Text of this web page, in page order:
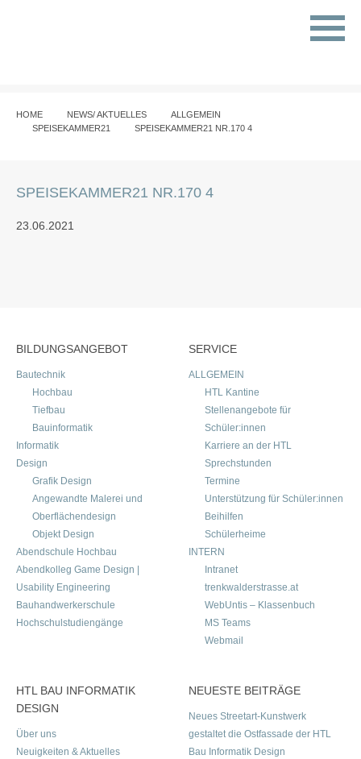
HOME NEWS/ AKTUELLES
ALLGEMEIN
SPEISEKAMMER21
SPEISEKAMMER21 NR.170 4
SPEISEKAMMER21 NR.170 4
23.06.2021
BILDUNGSANGEBOT
Bautechnik
Hochbau
Tiefbau
Bauinformatik
Informatik
Design
Grafik Design
Angewandte Malerei und
Oberflächendesign
Objekt Design
Abendschule Hochbau
Abendkolleg Game Design |
Usability Engineering
Bauhandwerkerschule
Hochschulstudiengänge
SERVICE
ALLGEMEIN
HTL Kantine
Stellenangebote für
Schüler:innen
Karriere an der HTL
Sprechstunden
Termine
Unterstützung für Schüler:innen
Beihilfen
Schülerheime
INTERN
Intranet
trenkwalderstrasse.at
WebUntis – Klassenbuch
MS Teams
Webmail
HTL BAU INFORMATIK
DESIGN
Über uns
Neuigkeiten & Aktuelles
NEUESTE BEITRÄGE
Neues Streetart-Kunstwerk
gestaltet die Ostfassade der HTL
Bau Informatik Design